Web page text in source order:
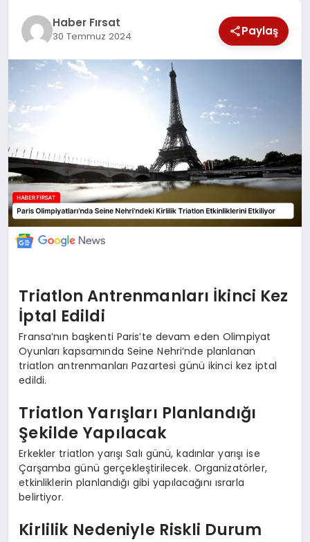
MAGAZİN
DÜNYA
Haber Fırsat
30 Temmuz 2024 Paylaş
Triatlon Antrenmanları İkinci Kez
İptal Edildi
Fransa’nın başkenti Paris’te devam eden Olimpiyat
Oyunları kapsamında Seine Nehri’nde planlanan
triatlon antrenmanları Pazartesi günü ikinci kez iptal
edildi.
Triatlon Yarışları Planlandığı
Şekilde Yapılacak
Erkekler triatlon yarışı Salı günü, kadınlar yarışı ise
Çarşamba günü gerçekleştirilecek. Organizatörler,
etkinliklerin planlandığı gibi yapılacağını ısrarla
belirtiyor.
Kirlilik Nedeniyle Riskli Durum